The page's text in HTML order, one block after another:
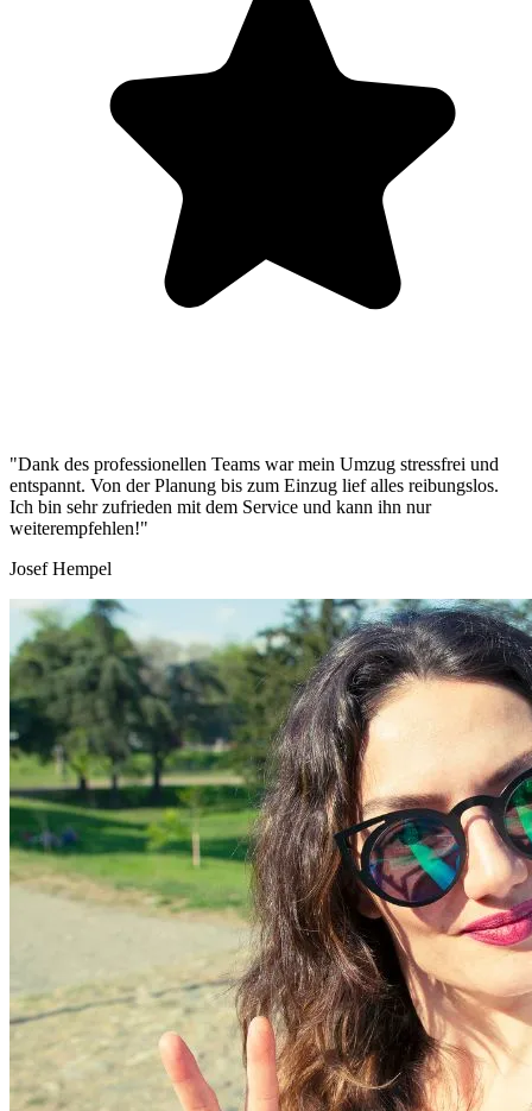
"Dank des professionellen Teams war mein Umzug stressfrei und
entspannt. Von der Planung bis zum Einzug lief alles reibungslos.
Ich bin sehr zufrieden mit dem Service und kann ihn nur
weiterempfehlen!"
Josef Hempel